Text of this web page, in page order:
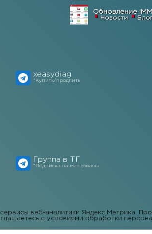
Обновление
Новости
xeasydiag
*Купить/продлить
Группа в ТГ
*Подписка на материалы
веб-аналитики Яндекс.Метрика.
с условиями обработки